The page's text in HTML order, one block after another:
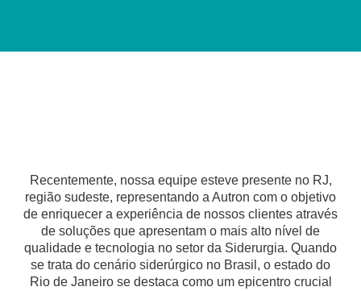
Recentemente, nossa equipe esteve presente no RJ,
região sudeste, representando a Autron com o objetivo
de enriquecer a experiência de nossos clientes através
de soluções que apresentam o mais alto nível de
qualidade e tecnologia no setor da Siderurgia. Quando
se trata do cenário siderúrgico no Brasil, o estado do
Rio de Janeiro se destaca como um epicentro crucial